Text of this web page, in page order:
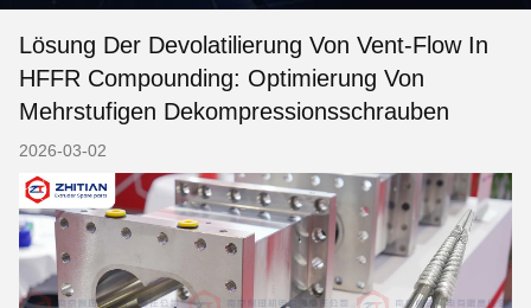
Lösung Der Devolatilierung Von Vent-Flow In
HFFR Compounding: Optimierung Von
Mehrstufigen Dekompressionsschrauben
2026-03-02